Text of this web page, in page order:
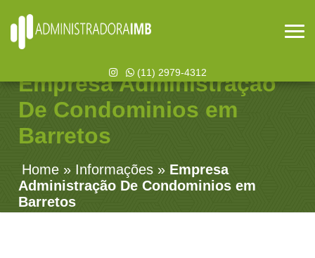
(11) 2979-4312
Empresa Administração
De Condominios em
Barretos
Home » Informações » Empresa
Administração De Condominios em
Barretos